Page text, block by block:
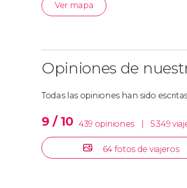
Ver mapa
Opiniones de
Todas las opiniones han sido
9 / 10 439 opiniones 5.349
64 fotos de viajeros